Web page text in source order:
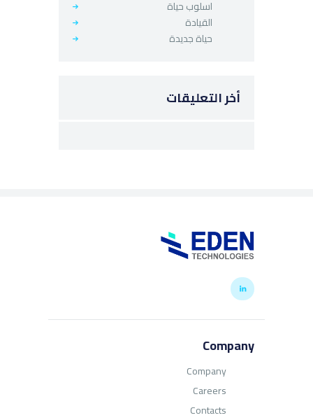
اسلوب حياة
القيادة
حياة جديدة
أخر التعليقات
Company
Company
Careers
Contacts